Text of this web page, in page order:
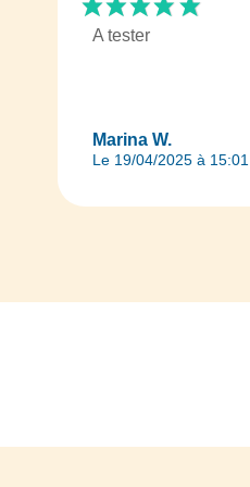
Marina W.
Le 19/04/2025 à 15:01
A tester